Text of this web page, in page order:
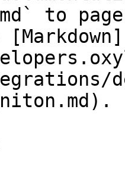
to